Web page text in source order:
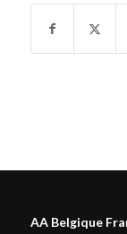
AA Belgique